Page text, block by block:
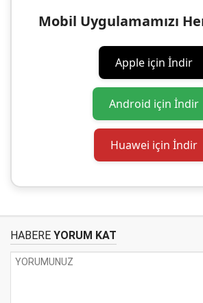
Mobil Uygulamamızı
Apple için İndir
Android için İndir
Huawei için İndir
HABERE YORUM KAT